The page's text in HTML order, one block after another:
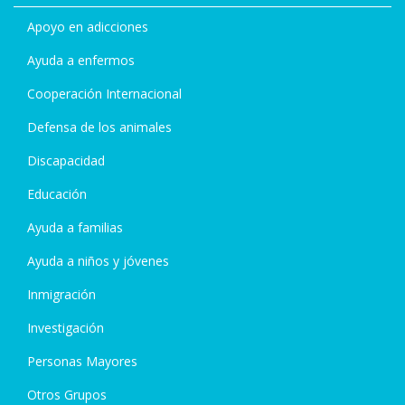
Apoyo en adicciones
Ayuda a enfermos
Cooperación Internacional
Defensa de los animales
Discapacidad
Educación
Ayuda a familias
Ayuda a niños y jóvenes
Inmigración
Investigación
Personas Mayores
Otros Grupos